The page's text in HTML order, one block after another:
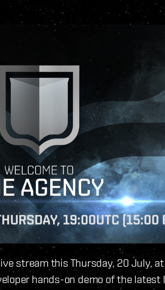
stream this Thursday, 20 July, at
hands-on demo of the latest